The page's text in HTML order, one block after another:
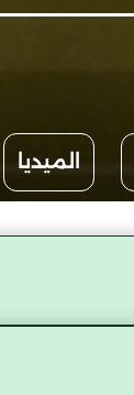
الميديا